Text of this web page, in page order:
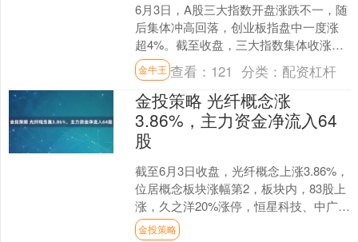
6月3日，A股三大指数开盘涨跌不一，随
后集体冲高回落，创业板指盘中一度涨
超4%。截至收盘，三大指数集体收涨，
上证指数涨0.22%，深证成指涨0.73%，
创业板指....
金牛王 查看： 121 分类： 配资杠杆
金投策略 光纤概念涨
3.86%，主力资金净流入64
股
截至6月3日收盘，光纤概念上涨3.86%，
位居概念板块涨幅第2，板块内，83股上
涨，久之洋20%涨停，恒星科技、中广核
技、新安股份等涨停，锐科激光、源杰
金投策略